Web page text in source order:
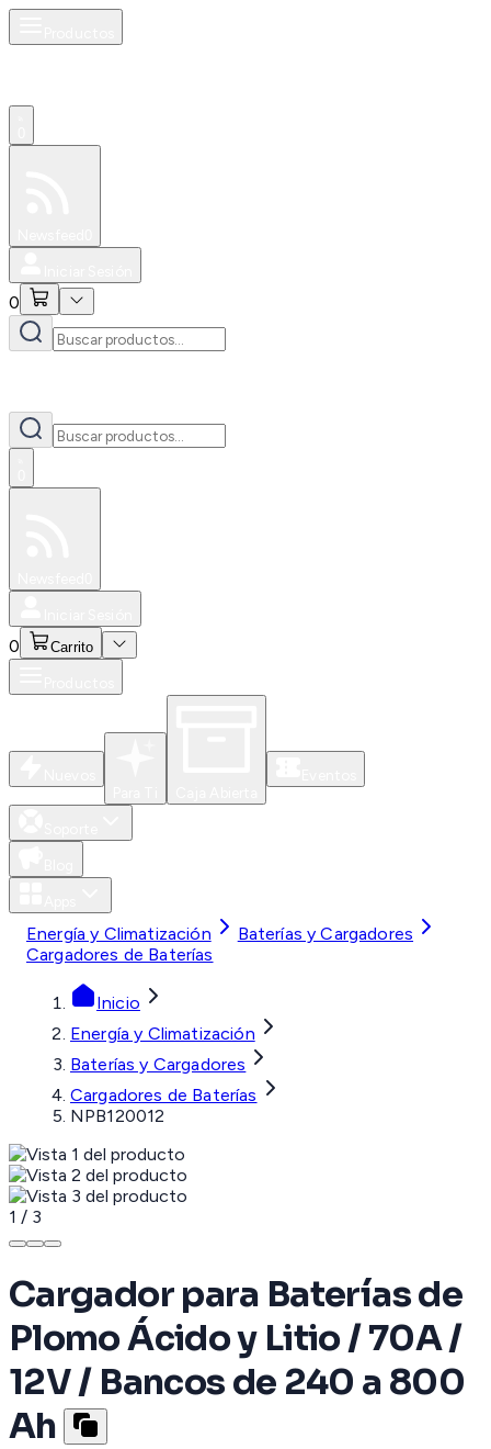
0
0 Carrito
Energía y Climatización
Baterías y Cargadores
Cargadores de Baterías
Inicio
Energía y Climatización
Baterías y Cargadores
Cargadores de Baterías
NPB120012
1 / 3
Cargador para Baterías de
Plomo Ácido y Litio / 70A /
12V / Bancos de 240 a 800
Ah